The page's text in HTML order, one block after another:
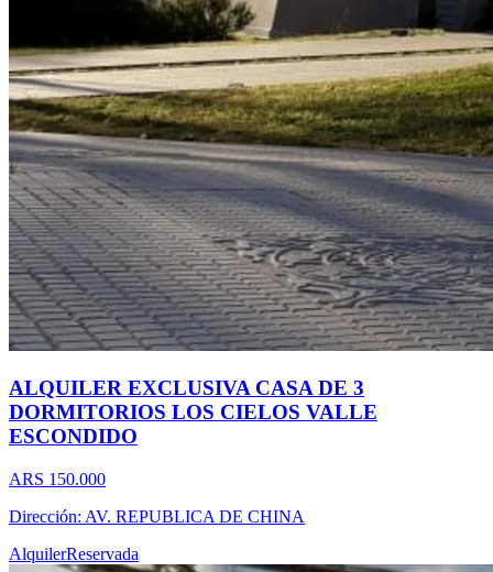
ALQUILER EXCLUSIVA CASA DE 3
DORMITORIOS LOS CIELOS VALLE
ESCONDIDO
ARS 150.000
Dirección: AV. REPUBLICA DE CHINA
AlquilerReservada